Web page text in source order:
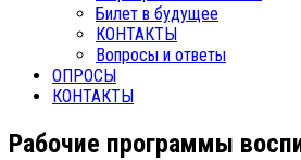
Билет в будущее
КОНТАКТЫ
Вопросы и ответы
ОПРОСЫ
КОНТАКТЫ
Рабочие программы